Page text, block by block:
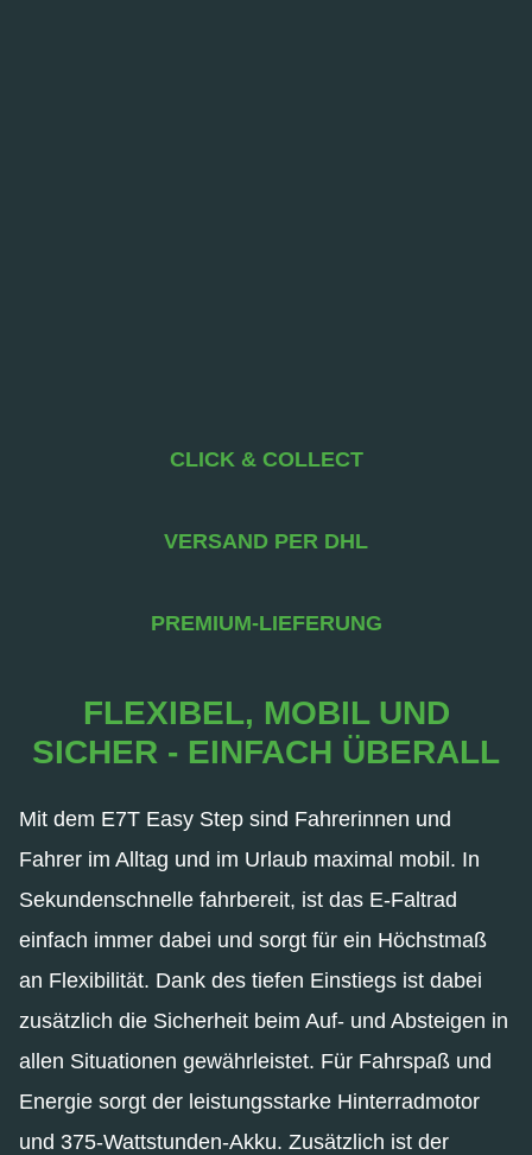
CLICK & COLLECT
VERSAND PER DHL
PREMIUM-LIEFERUNG
FLEXIBEL, MOBIL UND
SICHER - EINFACH ÜBERALL
Mit dem E7T Easy Step sind Fahrerinnen und
Fahrer im Alltag und im Urlaub maximal mobil. In
Sekundenschnelle fahrbereit, ist das E-Faltrad
einfach immer dabei und sorgt für ein Höchstmaß
an Flexibilität. Dank des tiefen Einstiegs ist dabei
zusätzlich die Sicherheit beim Auf- und Absteigen in
allen Situationen gewährleistet. Für Fahrspaß und
Energie sorgt der leistungsstarke Hinterradmotor
und 375-Wattstunden-Akku. Zusätzlich ist der